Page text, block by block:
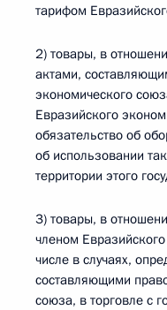
тарифом
2) товары, в
актами,
экономического
Евразийского
обязательство об
об использовании
территории этого
3) товары, в
членом
числе в случаях,
составляющими
союза, в торговле с